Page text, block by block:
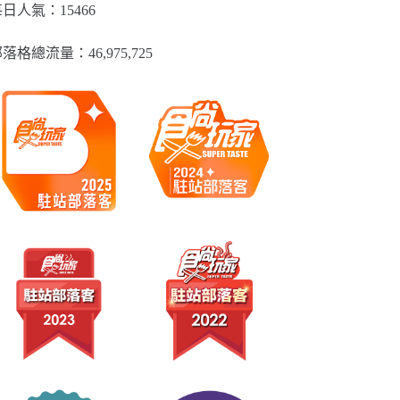
人氣：15466
格總流量：​46,975,725